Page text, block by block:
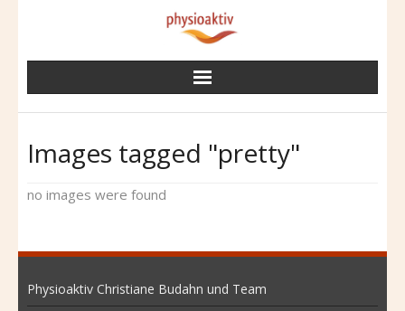
Images tagged "pretty"
no images were found
Physioaktiv Christiane Budahn und Team